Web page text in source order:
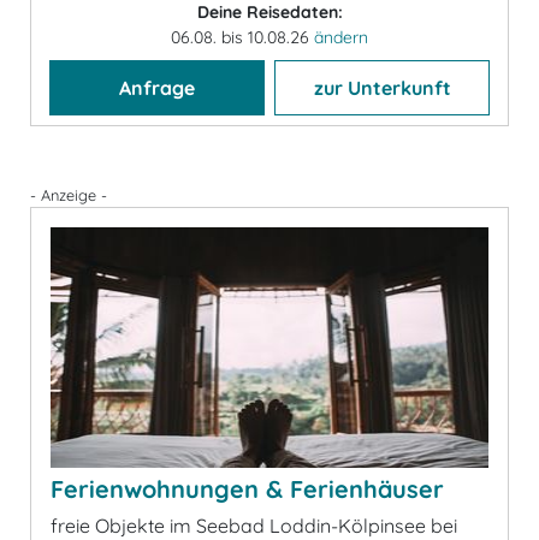
Deine Reisedaten:
06.08. bis 10.08.26 ändern
Anfrage zur Unterkunft
- Anzeige -
Ferienwohnungen & Ferienhäuser
freie Objekte im Seebad Loddin-Kölpinsee bei